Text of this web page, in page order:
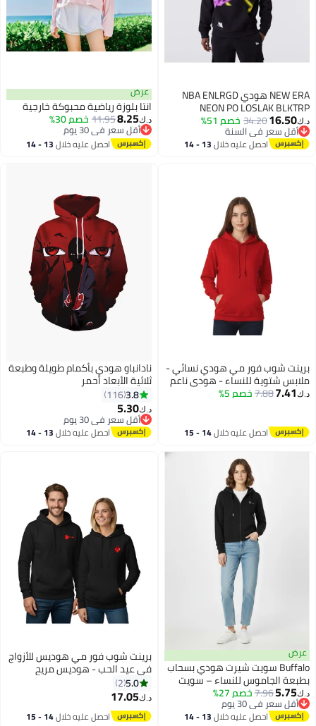
NEW ERA هودي NBA ENLRGD
NEON PO LOSLAK BLKTRP
د.ك‏16.50
34.20خصم 51%
أقل سعر في السنة
أقل سعر في السنة
احصل عليه خلال 13 - 14
عرض
انتا بلوزة رياضية محبوكة خارجية
د.ك‏8.25
11.95خصم 30%
أقل سعر في 30 يوم
أقل سعر في 30 يوماحصل عليه خلال 13 - 14
برينت شوب فور مي هودي نسائي -
ملابس شتوية للنساء - هودي ناعم
ودافئ للسيدات، هودي بأكمام
د.ك‏7.41
7.88خصم 5%
احصل عليه خلال 14 - 15
3
نادانباو هودي بأكمام طويلة وطبعة
ثلاثية الأبعاد أحمر
3.8
116
د.ك‏5.30
أقل سعر في 30 يوم
أقل سعر في 30 يوماحصل عليه خلال 13 - 14
2
عرض
Buffalo سويت شيرت هودي بسحاب
بطبعة الجاموس للنساء – سويت
شيرت كاجوال للارتداء اليومي
د.ك‏5.75
7.96خصم 27%
أقل سعر في 30 يوم
أقل سعر في 30 يوماحصل عليه خلال 13 - 14
5
برينت شوب فور مي هوديس للأزواج
في عيد الحب - هوديس مريح
للصديق أو الصديقة أو الزوج أو
الزوجة - ملابس لطيفة لعيد الحب
5.0
2
د.ك‏17.05
احصل عليه خلال 14 - 15